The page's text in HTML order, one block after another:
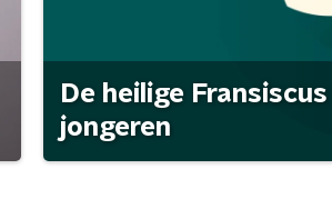
De heilige
jongeren